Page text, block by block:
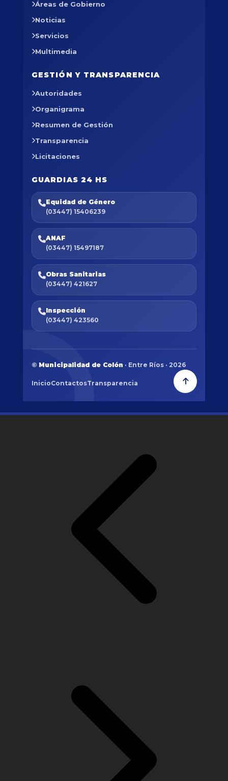
Áreas de Gobierno
Noticias
Servicios
Multimedia
GESTIÓN Y TRANSPARENCIA
Autoridades
Organigrama
Resumen de Gestión
Transparencia
Licitaciones
GUARDIAS 24 HS
Equidad de Género
(03447) 15406239
ANAF
(03447) 15497187
Obras Sanitarias
(03447) 421627
Inspección
(03447) 423560
© Municipalidad de Colón · Entre Ríos · 2026
InicioContactosTransparencia